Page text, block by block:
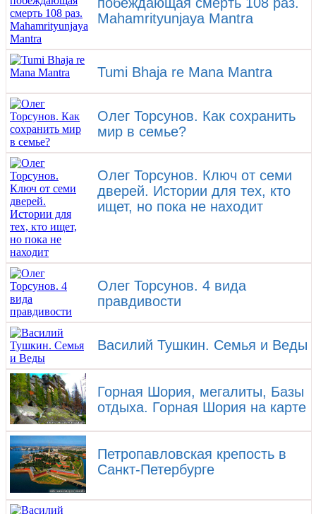
Mahamrityunjaya Mantra
Tumi Bhaja re Mana Mantra
Олег Торсунов. Как сохранить
мир в семье?
Олег Торсунов. Ключ от семи
дверей. Истории для тех, кто
ищет, но пока не находит
Олег Торсунов. 4 вида
правдивости
Василий Тушкин. Семья и Веды
Горная Шория, мегалиты, Базы
отдыха. Горная Шория на карте
Петропавловская крепость в
Санкт-Петербурге